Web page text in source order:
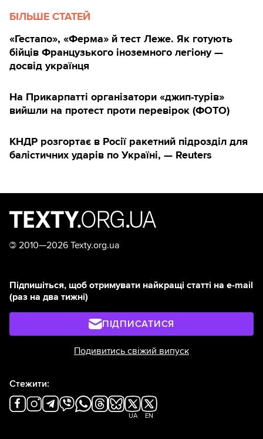
БІЛЬШЕ СТАТЕЙ
«Гестапо», «Ферма» й тест Леже. Як готують
бійців Французького іноземного легіону —
досвід українця
На Прикарпатті організатори «джип-турів»
вийшли на протест проти перевірок (ФОТО)
КНДР розгортає в Росії ракетний підрозділ для
балістичних ударів по Україні, — Reuters
© 2010—2026 Texty.org.ua
Підпишіться, щоб отримувати найкращі статті на e-mail
(раз на два тижні)
ПІДПИСАТИСЯ
Подивитись свіжий випуск
Стежити:
UA EN